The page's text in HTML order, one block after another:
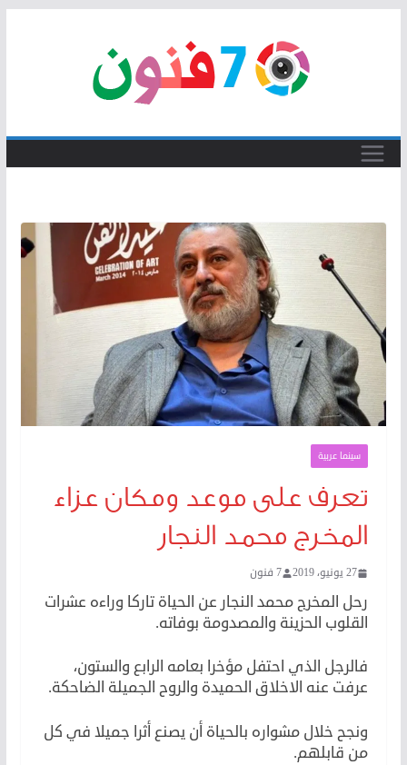
سينما عربية
تعرف على موعد ومكان عزاء
المخرج محمد النجار
27 يونيو، 2019 7 فنون
رحل المخرج محمد النجار عن الحياة تاركا وراءه عشرات
القلوب الحزينة والمصدومة بوفاته.
فالرجل الذي احتفل مؤخرا بعامه الرابع والستون،
عرفت عنه الاخلاق الحميدة والروح الجميلة الضاحكة.
ونجح خلال مشواره بالحياة أن يصنع أثرا جميلا في كل
من قابلهم.